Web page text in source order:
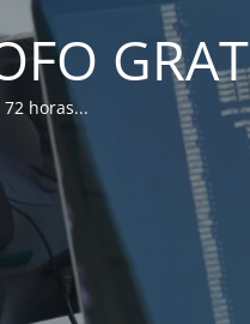
horas...